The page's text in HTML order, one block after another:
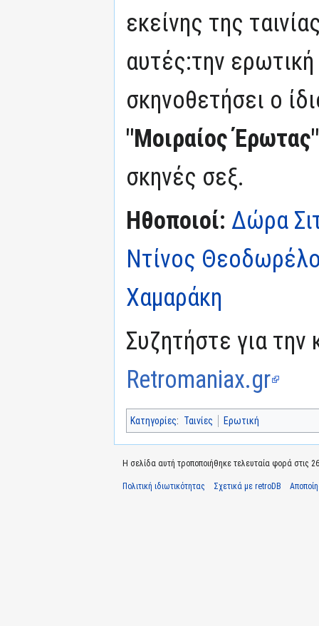
εκείνης της
αυτές:την
σκηνοθετήσει ο
"Μοιραίος Έρωτας"
σκηνές σεξ.
Ηθοποιοί: Δώρα
Ντίνος
Χαμαράκη
Συζητήστε για την
Retromaniax.gr
Κατηγορίες: Ταινίες Ερωτική
Η σελίδα αυτή τροποποιήθηκε τελευταία φορά στις
Πολιτική ιδιωτικότητας Σχετικά με retroDB